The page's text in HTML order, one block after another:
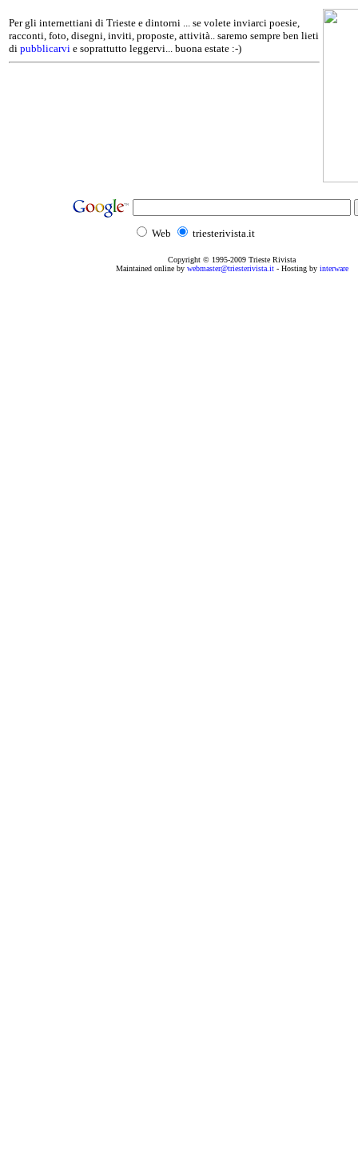
Per gli internettiani di Trieste e dintorni ... se volete inviarci poesie,
racconti, foto, disegni, inviti, proposte, attività.. saremo sempre ben lieti
di pubblicarvi e soprattutto leggervi... buona estate :-)
Web triesterivista.it
Copyright © 1995-2009 Trieste Rivista
Maintained online by webmaster@triesterivista.it- Hosting by interware